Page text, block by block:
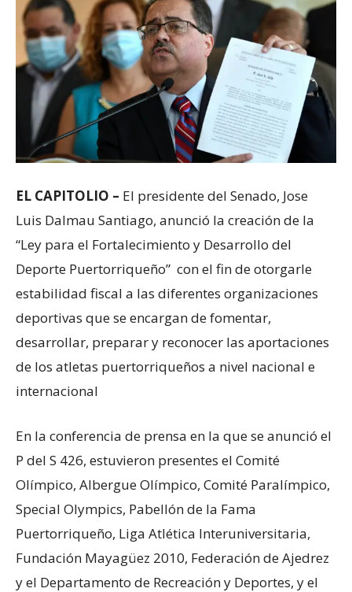
EL CAPITOLIO – El presidente del Senado, Jose
Luis Dalmau Santiago, anunció la creación de la
“Ley para el Fortalecimiento y Desarrollo del
Deporte Puertorriqueño” con el fin de otorgarle
estabilidad fiscal a las diferentes organizaciones
deportivas que se encargan de fomentar,
desarrollar, preparar y reconocer las aportaciones
de los atletas puertorriqueños a nivel nacional e
internacional
En la conferencia de prensa en la que se anunció el
P del S 426, estuvieron presentes el Comité
Olímpico, Albergue Olímpico, Comité Paralímpico,
Special Olympics, Pabellón de la Fama
Puertorriqueño, Liga Atlética Interuniversitaria,
Fundación Mayagüez 2010, Federación de Ajedrez
y el Departamento de Recreación y Deportes, y el